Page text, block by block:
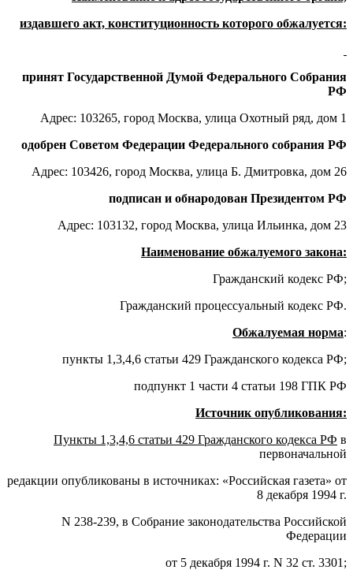
издавшего акт, конституционность которого обжалуется:
принят Государственной Думой Федерального Собрания
РФ
Адрес: 103265, город Москва, улица Охотный ряд, дом 1
одобрен Советом Федерации Федерального собрания РФ
Адрес: 103426, город Москва, улица Б. Дмитровка, дом 26
подписан и обнародован Президентом РФ
Адрес: 103132, город Москва, улица Ильинка, дом 23
Наименование обжалуемого закона:
Гражданский кодекс РФ;
Гражданский процессуальный кодекс РФ.
Обжалуемая норма:
пункты 1,3,4,6 статьи 429 Гражданского кодекса РФ;
подпункт 1 части 4 статьи 198 ГПК РФ
Источник опубликования:
Пункты 1,3,4,6 статьи 429 Гражданского кодекса РФ в
первоначальной
редакции опубликованы в источниках: «Российская газета» от
8 декабря 1994 г.
N 238-239, в Собрание законодательства Российской
Федерации
от 5 декабря 1994 г. N 32 ст. 3301;